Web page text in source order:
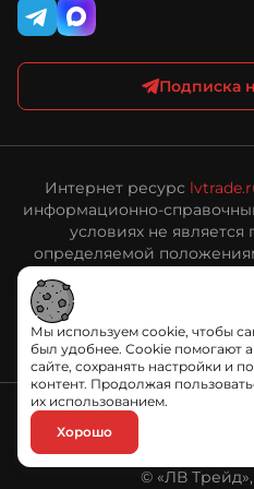
Подписка
Интернет ресурс
информационно-
условиях не
определяемой
получения подробной
характеристиках
обращайтесь к
© «ЛВ
Политика обработки
Мы используем cookie, чтобы
был удобнее. Cookie помогают
сайте, сохранять настройки и
контент. Продолжая
их использованием.
Хорошо